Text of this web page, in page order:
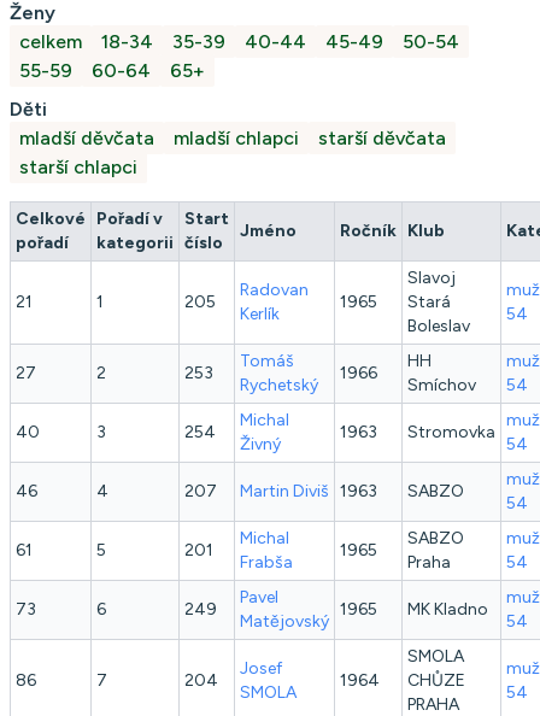
Ženy
celkem
18-34 35-39 40-44 45-49
50-54
55-59
60-64
65+
Děti
mladší děvčata
mladší chlapci
starší děvčata
starší chlapci
Celkové
pořadí
Pořadí v
kategorii
Start
číslo
Jméno Ročník Klub
21 1 205
Radovan
Kerlík
1965
Slavoj
Stará
Boleslav
54
27 2 253
Tomáš
Rychetský
1966
HH
Smíchov
54
40 3 254
Michal
Živný
1963 Stromovka
54
46 4 207 Martin Diviš 1963 SABZO
54
61 5 201
Michal
Frabša
1965
SABZO
Praha
54
73 6 249
Pavel
Matějovský
1965 MK Kladno
54
86 7 204
Josef
SMOLA
1964
SMOLA
CHŮZE
PRAHA
54